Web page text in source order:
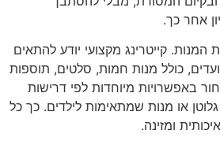
אחר כך.
המנות. קייטרינג מקצועי יודע להתאים
כולל מנות חמות, סלטים, תוספות
באפשרויות מיוחדות לפי דרישות
או מנות שמתאימות לילדים. כך כל
ומזינה.